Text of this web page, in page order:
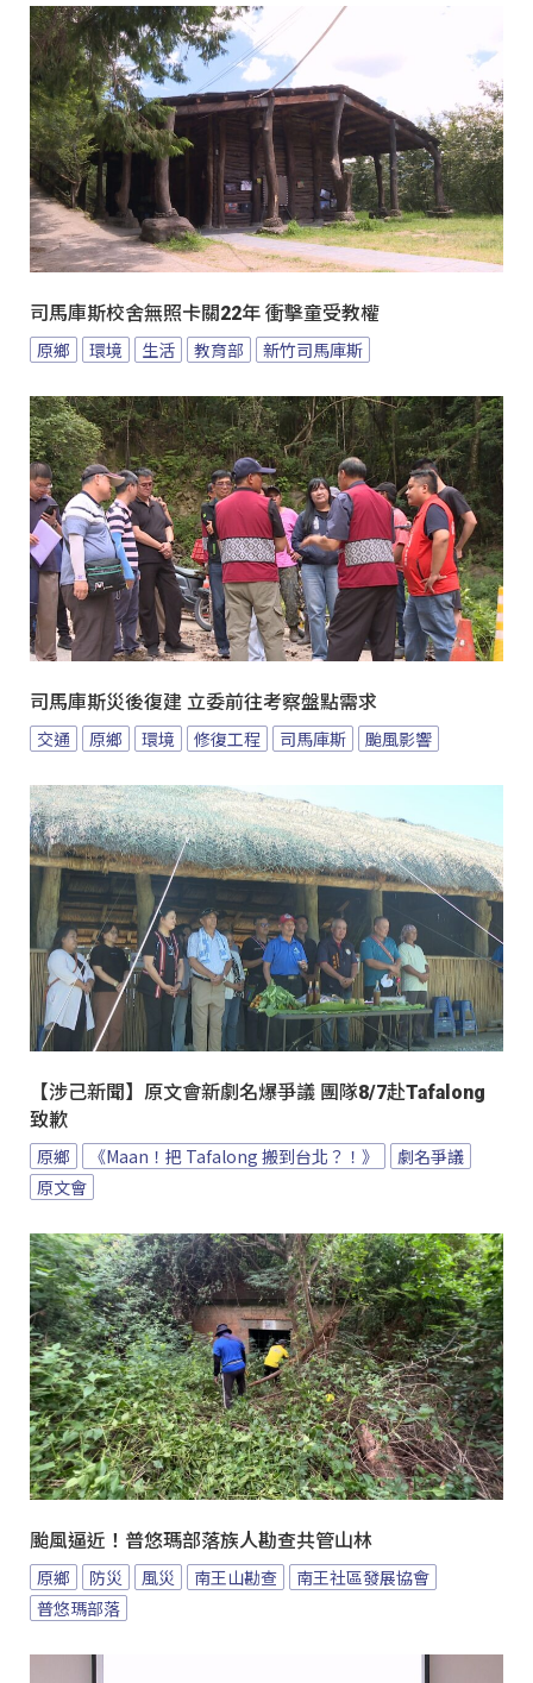
司馬庫斯校舍無照卡關22年 衝擊童受教權
原鄉 環境 生活 教育部 新竹司馬庫斯
司馬庫斯災後復建 立委前往考察盤點需求
交通 原鄉 環境 修復工程 司馬庫斯 颱風影響
【涉己新聞】原文會新劇名爆爭議 團隊8/7赴Tafalong
致歉
原鄉 《Maan！把 Tafalong 搬到台北？！》
劇名爭議
原文會
颱風逼近！普悠瑪部落族人勘查共管山林
原鄉 防災 風災 南王山勘查
南王社區發展協會
普悠瑪部落